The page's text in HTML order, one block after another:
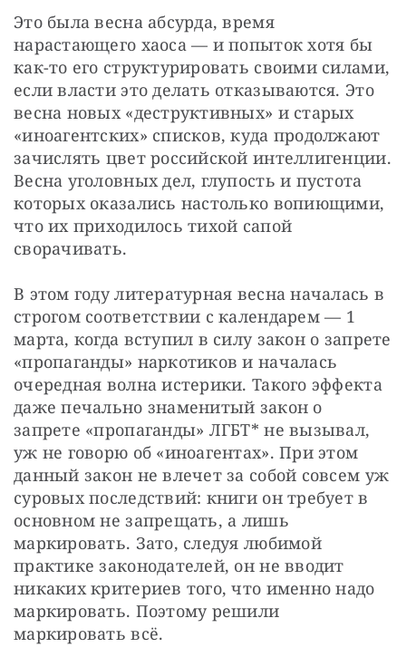
Это была весна абсурда, время
нарастающего хаоса — и попыток хотя бы
как-то его структурировать своими силами,
если власти это делать отказываются. Это
весна новых «деструктивных» и старых
«иноагентских» списков, куда продолжают
зачислять цвет российской интеллигенции.
Весна уголовных дел, глупость и пустота
которых оказались настолько вопиющими,
что их приходилось тихой сапой
сворачивать.
В этом году литературная весна началась в
строгом соответствии с календарем — 1
марта, когда вступил в силу закон о запрете
«пропаганды» наркотиков и началась
очередная волна истерики. Такого эффекта
даже печально знаменитый закон о
запрете «пропаганды» ЛГБТ* не вызывал,
уж не говорю об «иноагентах». При этом
данный закон не влечет за собой совсем уж
суровых последствий: книги он требует в
основном не запрещать, а лишь
маркировать. Зато, следуя любимой
практике законодателей, он не вводит
никаких критериев того, что именно надо
маркировать. Поэтому решили
маркировать всё.